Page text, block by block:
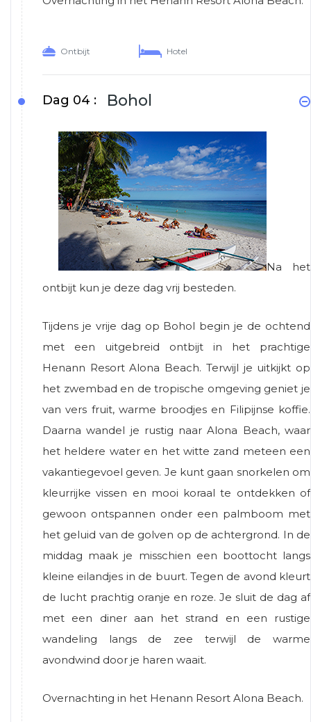
Ontbijt Hotel
Dag 04 : Bohol
Na het
ontbijt kun je deze dag vrij besteden.
Tijdens je vrije dag op Bohol begin je de ochtend
met een uitgebreid ontbijt in het prachtige
Henann Resort Alona Beach. Terwijl je uitkijkt op
het zwembad en de tropische omgeving geniet je
van vers fruit, warme broodjes en Filipijnse koffie.
Daarna wandel je rustig naar Alona Beach, waar
het heldere water en het witte zand meteen een
vakantiegevoel geven. Je kunt gaan snorkelen om
kleurrijke vissen en mooi koraal te ontdekken of
gewoon ontspannen onder een palmboom met
het geluid van de golven op de achtergrond. In de
middag maak je misschien een boottocht langs
kleine eilandjes in de buurt. Tegen de avond kleurt
de lucht prachtig oranje en roze. Je sluit de dag af
met een diner aan het strand en een rustige
wandeling langs de zee terwijl de warme
avondwind door je haren waait.
Overnachting in het Henann Resort Alona Beach.